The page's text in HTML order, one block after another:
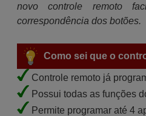
novo controle remoto
correspondência dos botões.
Como sei que o
Controle remoto já
Possui todas as funções
Permite programar até 4